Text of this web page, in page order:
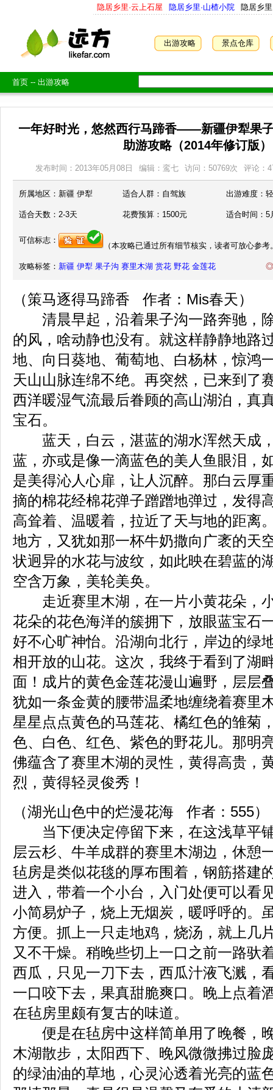
隐居乡里·云上石屋 隐居乡里·山楂小院 隐居乡
出游攻略 景点仓库
首页 -- 出游攻略
一年好时光，悠然西行马蹄香——新疆伊犁果
助游攻略（2014年修订版）
发布时间：2013年05月08日 编辑：鸾七 访问： 50769次 评论：
所属地区： 新疆 伊犁 适合人群： 自驾族 出游难度：
适合天数： 2-3天 花费预算： 1500元 适合时间： 5
可信标志：
（本攻略已通过所有细节核实，读者可放心参考
攻略标签： 新疆 伊犁 果子沟 赛里木湖 赏花 野花 金莲花 ◎
（策马逐得马蹄香 作者：Mis春天）
清晨早起，沿着果子沟一路奔驰，
的风，啥动静也没有。就这样静静地路
地、向日葵地、葡萄地、白杨林，惊鸿
天山山脉连绵不绝。再突然，已来到了
西洋暖湿气流最后眷顾的高山湖泊，真
宝石。
蓝天，白云，湛蓝的湖水浑然天成
蓝，亦或是像一滴蓝色的美人鱼眼泪，
是美得沁人心扉，让人沉醉。那白云厚
摘的棉花经棉花弹子蹭蹭地弹过，发得
高耸着、温暖着，拉近了天与地的距离
地方，又犹如那一杯牛奶撒向广袤的天
状迥异的水花与波纹，如此映在碧蓝的
空含万象，美轮美奂。
走近赛里木湖，在一片小黄花朵，
花朵的花色海洋的簇拥下，放眼蓝宝石
好不心旷神怡。沿湖向北行，岸边的绿
相开放的山花。这次，我终于看到了湖
面！成片的黄色金莲花漫山遍野，层层
犹如一条金黄的腰带温柔地缠绕着赛里
星星点点黄色的马莲花、橘红色的雏菊
色、白色、红色、紫色的野花儿。那明
佛蕴含了赛里木湖的灵性，黄得高贵，
烈，黄得轻灵俊秀！
（湖光山色中的烂漫花海 作者：555）
当下便决定停留下来，在这浅草平
层云杉、牛羊成群的赛里木湖边，休憩
毡房是类似花毯的厚布围着，钢筋搭建
进入，带着一个小台，入门处便可以看
小简易炉子，烧上无烟炭，暖呼呼的。
方便。抓上一只走地鸡，烧汤，就上几
又不干燥。稍晚些切上一口之前一路驮
西瓜，只见一刀下去，西瓜汁液飞溅，
一口咬下去，果真甜脆爽口。晚上点着
在毡房里颇有复古的味道。
便是在毡房中这样简单用了晚餐，
木湖散步，太阳西下、晚风微微拂过脸
的绿油油的草地，心灵沁透着光亮的蓝